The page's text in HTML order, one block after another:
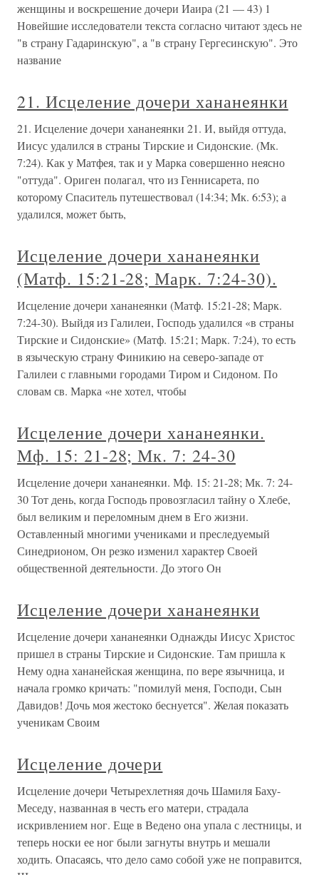
женщины и воскрешение дочери Иаира (21 — 43) 1
Новейшие исследователи текста согласно читают здесь не
"в страну Гадаринскую", a "в страну Гергесинскую". Это
название
21. Исцеление дочери хананеянки
21. Исцеление дочери хананеянки 21. И, выйдя оттуда,
Иисус удалился в страны Тирские и Сидонские. (Мк.
7:24). Как у Матфея, так и у Марка совершенно неясно
"оттуда". Ориген полагал, что из Геннисарета, по
которому Спаситель путешествовал (14:34; Мк. 6:53); а
удалился, может быть,
Исцеление дочери хананеянки
(Матф. 15:21-28; Марк. 7:24-30).
Исцеление дочери хананеянки (Матф. 15:21-28; Марк.
7:24-30). Выйдя из Галилеи, Господь удалился «в страны
Тирские и Сидонские» (Матф. 15:21; Марк. 7:24), то есть
в языческую страну Финикию на северо-западе от
Галилеи с главными городами Тиром и Сидоном. По
словам св. Марка «не хотел, чтобы
Исцеление дочери хананеянки.
Мф. 15: 21-28; Мк. 7: 24-30
Исцеление дочери хананеянки. Мф. 15: 21-28; Мк. 7: 24-
30 Тот день, когда Господь провозгласил тайну о Хлебе,
был великим и переломным днем в Его жизни.
Оставленный многими учениками и преследуемый
Синедрионом, Он резко изменил характер Своей
общественной деятельности. До этого Он
Исцеление дочери хананеянки
Исцеление дочери хананеянки Однажды Иисус Христос
пришел в страны Тирские и Сидонские. Там пришла к
Нему одна хананейская женщина, по вере язычница, и
начала громко кричать: "помилуй меня, Господи, Сын
Давидов! Дочь моя жестоко беснуется". Желая показать
ученикам Своим
Исцеление дочери
Исцеление дочери Четырехлетняя дочь Шамиля Баху-
Меседу, названная в честь его матери, страдала
искривлением ног. Еще в Ведено она упала с лестницы, и
теперь носки ее ног были загнуты внутрь и мешали
ходить. Опасаясь, что дело само собой уже не поправится,